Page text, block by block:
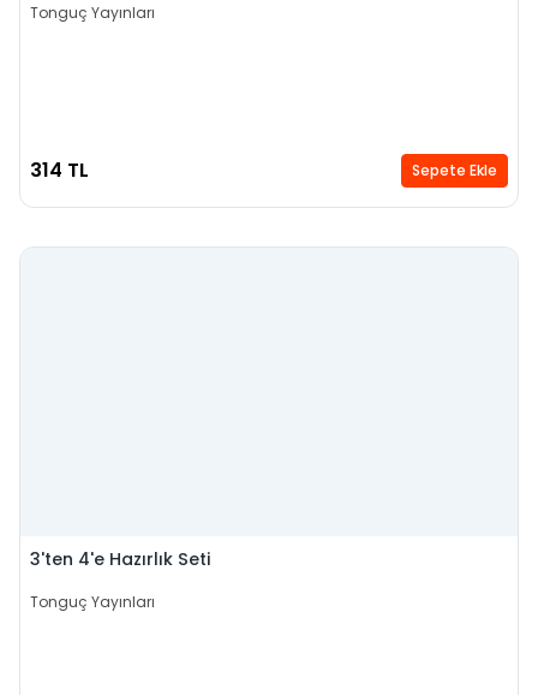
Tonguç Yayınları
314 TL Sepete Ekle
3'ten 4'e Hazırlık Seti
Tonguç Yayınları